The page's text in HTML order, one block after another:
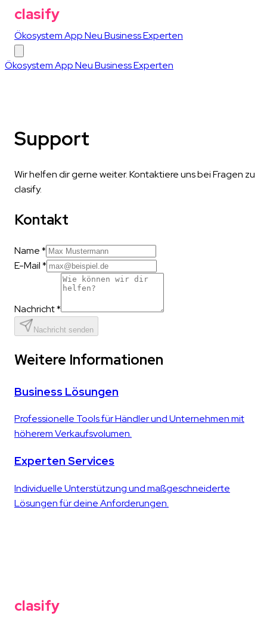
clasify
ÖkosystemAppNeuBusinessExperten
ÖkosystemAppNeuBusinessExperten
Support
Wir helfen dir gerne weiter. Kontaktiere uns bei Fragen zu
clasify.
Kontakt
Name *
E-Mail *
Nachricht *
Nachricht senden
Weitere Informationen
Business Lösungen
Professionelle Tools für Händler und Unternehmen mit
höherem Verkaufsvolumen.
Experten Services
Individuelle Unterstützung und maßgeschneiderte
Lösungen für deine Anforderungen.
clasify